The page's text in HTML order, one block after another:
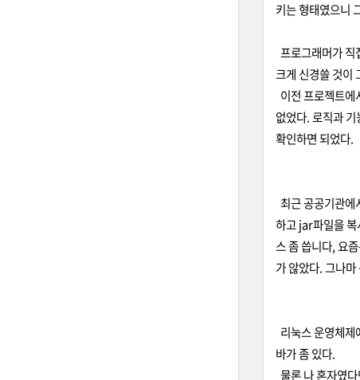
키는 형태였으니
프로그래머가 직
크게 신경쓸 것이
이전 프로젝트
없었다. 로직과
확인하면 되었다.
최근 공공기관
하고 jar파일을 복
스 좀 씁니다, 요
가 않았다. 그나
리눅스 운영체
바가 좀 있다.
물론 나 혼자였